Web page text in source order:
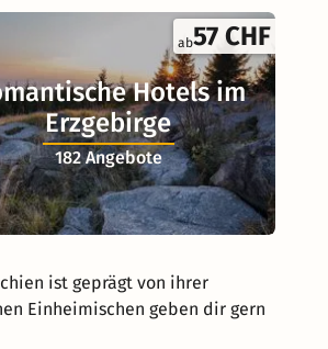
ab57 CHF
Hotels im
Erzgebirge
182 Angebote
ist geprägt von ihrer
Einheimischen geben dir gern